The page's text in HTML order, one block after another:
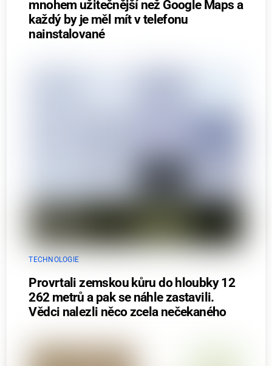
mnohem užitečnější než Google Maps a
každý by je měl mít v telefonu
nainstalované
TECHNOLOGIE
Provrtali zemskou kůru do hloubky 12
262 metrů a pak se náhle zastavili.
Vědci nalezli něco zcela nečekaného